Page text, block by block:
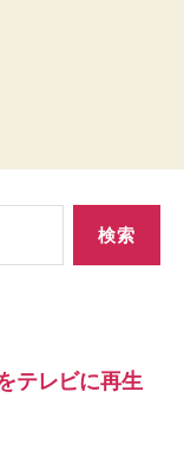
テレビに再生